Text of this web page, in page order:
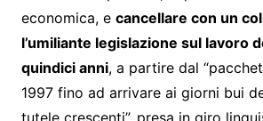
economica, e cancellare con un
l’umiliante legislazione sul lavoro
quindici anni, a partire dal
1997 fino ad arrivare ai giorni bui
tutele crescenti”, presa in giro